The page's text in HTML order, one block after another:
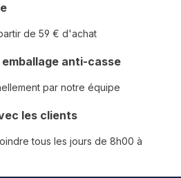
de 59 € d'achat
emballage anti-casse
par notre équipe
les clients
tous les jours de 8h00 à